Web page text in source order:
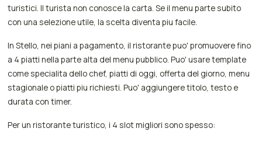
turistici. Il turista non conosce la carta. Se il menu parte subito
con una selezione utile, la scelta diventa piu facile.
In Stello, nei piani a pagamento, il ristorante puo' promuovere fino
a 4 piatti nella parte alta del menu pubblico. Puo' usare template
come specialita dello chef, piatti di oggi, offerta del giorno, menu
stagionale o piatti piu richiesti. Puo' aggiungere titolo, testo e
durata con timer.
Per un ristorante turistico, i 4 slot migliori sono spesso: